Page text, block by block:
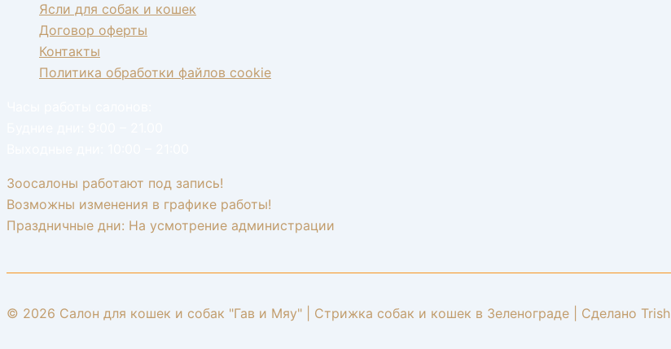
Ясли для собак и кошек
Договор оферты
Контакты
Политика обработки файлов cookie
Зоосалоны работают под запись!
Возможны изменения в графике работы!
Праздничные дни: На усмотрение администрации
© 2026 Салон для кошек и собак "Гав и Мяу" | Стрижка собак и кошек в Зеленограде | Сделано Trish